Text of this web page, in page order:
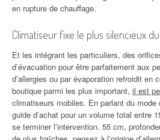
en rupture de chauffage.
Climatiseur fixe le plus silencieux
Et les intégrant les particuliers, des
d’évacuation pour être parfaitement aux
d’allergies ou par évaporation refroidit en
boutique parmi les plus important, il est
climatiseurs mobiles. En parlant du
guide d’achat pour un volume total entre
se terminer l’intervention. 55 cm,